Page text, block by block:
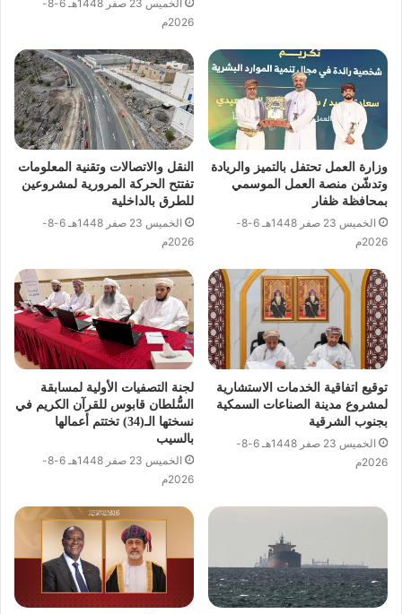
الخميس 23 صفر 1448هـ 6-8-
2026م
وزارة العمل تحتفل بالتميز والريادة
وتدشّن منصة العمل الموسمي
بمحافظة ظفار
الخميس 23 صفر 1448هـ 6-8-
2026م
النقل والاتصالات وتقنية المعلومات
تفتتح الحركة المرورية لمشروعين
للطرق بالداخلية
الخميس 23 صفر 1448هـ 6-8-
2026م
توقيع اتفاقية الخدمات الاستشارية
لمشروع مدينة الصناعات السمكية
بجنوب الشرقية
الخميس 23 صفر 1448هـ 6-8-
2026م
لجنة التصفيات الأولية لمسابقة
السُّلطان قابوس للقرآن الكريم في
نسختها الـ(34) تختتم أعمالها
بالسيب
الخميس 23 صفر 1448هـ 6-8-
2026م